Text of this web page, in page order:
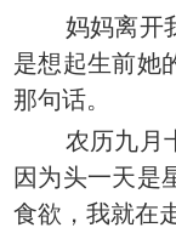
妈妈离开
是想起生前她
那句话。
农历九月
因为头一天是
食欲，我就在